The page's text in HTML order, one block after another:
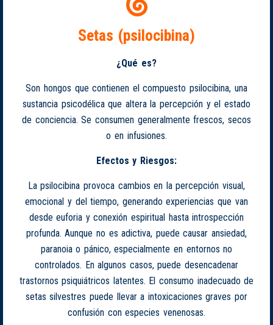
Setas (psilocibina)
¿Qué es?
Son hongos que contienen el compuesto psilocibina, una
sustancia psicodélica que altera la percepción y el estado
de conciencia. Se consumen generalmente frescos, secos
o en infusiones.
Efectos y Riesgos:
La psilocibina provoca cambios en la percepción visual,
emocional y del tiempo, generando experiencias que van
desde euforia y conexión espiritual hasta introspección
profunda. Aunque no es adictiva, puede causar ansiedad,
paranoia o pánico, especialmente en entornos no
controlados. En algunos casos, puede desencadenar
trastornos psiquiátricos latentes. El consumo inadecuado de
setas silvestres puede llevar a intoxicaciones graves por
confusión con especies venenosas.